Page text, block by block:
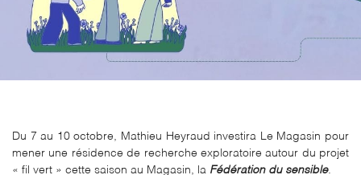
Du 7 au 10 octobre, Mathieu Heyraud investira Le Magasin pour
mener une résidence de recherche exploratoire autour du projet
« fil vert » cette saison au Magasin, la Fédération du sensible.